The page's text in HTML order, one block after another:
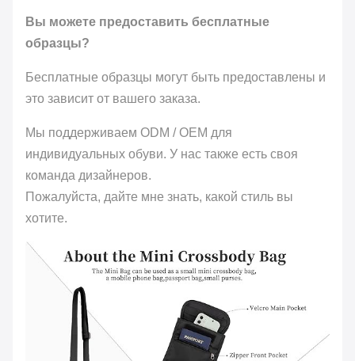
Вы можете предоставить бесплатные
образцы?
Бесплатные образцы могут быть предоставлены и
это зависит от вашего заказа.
Мы поддерживаем ODM / OEM для
индивидуальных обуви. У нас также есть своя
команда дизайнеров.
Пожалуйста, дайте мне знать, какой стиль вы
хотите.